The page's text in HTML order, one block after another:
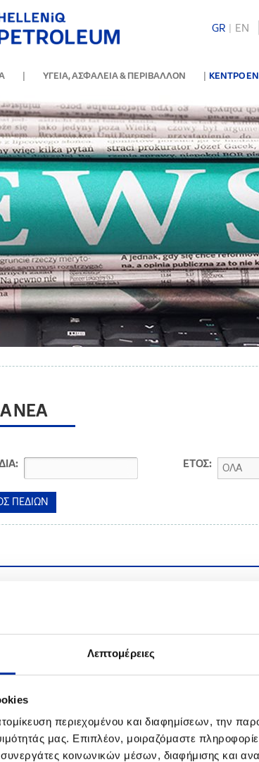
Λεπτομέρειες
περιεχομένου και διαφημίσεων, την
μας. Επιπλέον, μοιραζόμαστε
συνεργάτες κοινωνικών μέσων, διαφήμισης και
GR | ΕΝ
| ΥΓΕΙΑ, ΑΣΦΑΛΕΙΑ & ΠΕΡΙΒΑΛΛΟΝ | ΚΕΝΤΡΟ
ΝΕΑ
ΕΤΟΣ: ΟΛΑ
τον αεριοποιητή 32-R-003 των Βιομηχανικών